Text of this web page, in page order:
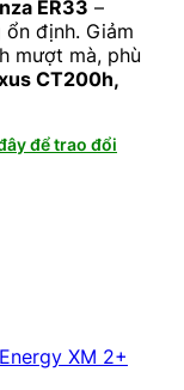
ER33 –
định. Giảm
mượt mà, phù
CT200h,
để trao đổi
XM 2+